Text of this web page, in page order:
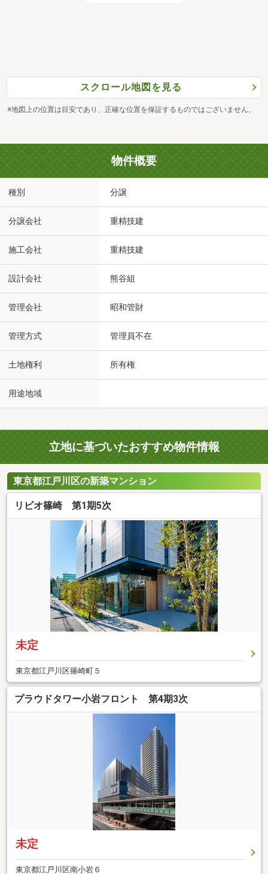
スクロール地図を見る
※地図上の位置は目安であり、正確な位置を保証するものではございません。
物件概要
種別 分譲
分譲会社 重精技建
施工会社 重精技建
設計会社 熊谷組
管理会社 昭和管財
管理方式 管理員不在
土地権利 所有権
用途地域
立地に基づいたおすすめ物件情報
東京都江戸川区の新築マンション
リビオ篠崎 第1期5次
未定
東京都江戸川区篠崎町５
プラウドタワー小岩フロント 第4期3次
未定
東京都江戸川区南小岩６